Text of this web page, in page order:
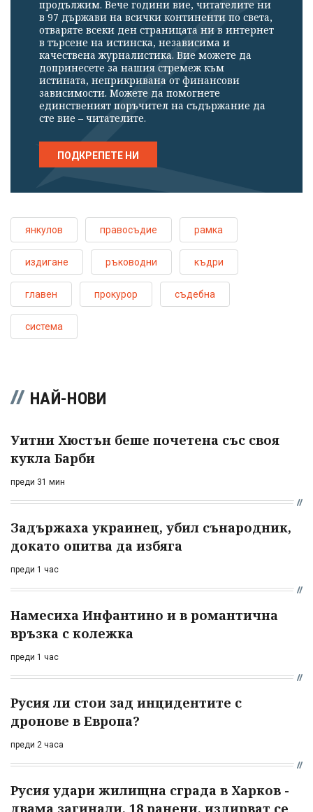
продължим. Вече години вие, читателите ни
в 97 държави на всички континенти по света,
отваряте всеки ден страницата ни в интернет
в търсене на истинска, независима и
качествена журналистика. Вие можете да
допринесете за нашия стремеж към
истината, неприкривана от финансови
зависимости. Можете да помогнете
единственият поръчител на съдържание да
сте вие – читателите.
ПОДКРЕПЕТЕ НИ
янкулов правосъдие рамка
издигане ръководни къдри
главен прокурор съдебна
система
НАЙ-НОВИ
Уитни Хюстън беше почетена със своя
кукла Барби
преди 31 мин
Задържаха украинец, убил сънародник,
докато опитва да избяга
преди 1 час
Намесиха Инфантино и в романтична
връзка с колежка
преди 1 час
Русия ли стои зад инцидентите с
дронове в Европа?
преди 2 часа
Русия удари жилищна сграда в Харков -